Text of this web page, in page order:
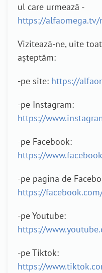
ul care urmează -
https://alfaomega.tv/
Vizitează-ne, uite
așteptăm:
-pe site: https://
-pe Instagram:
https://
-pe Facebook:
https://
-pe pagina de
https://
-pe Youtube:
https://
-pe Tiktok:
https://